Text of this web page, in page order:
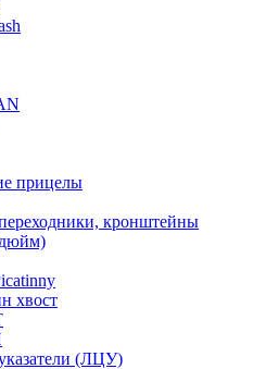
прицелы
кронштейны
хвост
(ЛЦУ)